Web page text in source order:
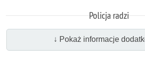
Policja radzi
↓ Pokaż informacje